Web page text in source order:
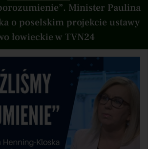
Minister Paulina
o poselskim projekcie ustawy
łowieckie w TVN24